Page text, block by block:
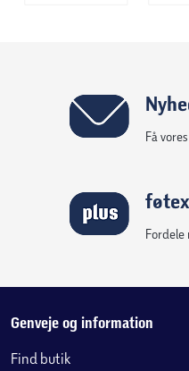
Få
Fordele
Genveje og information
Find butik